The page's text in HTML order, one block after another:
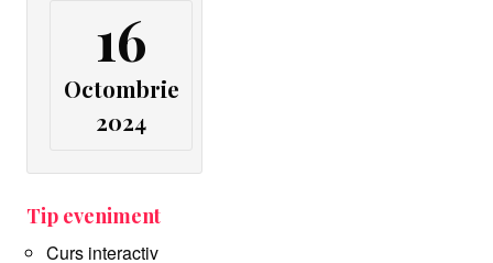
16
Octombrie
2024
Tip eveniment
Curs interactiv